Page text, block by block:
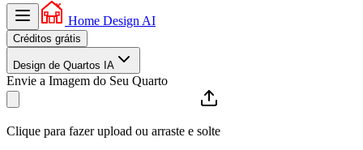
Home Design AI
Créditos grátis
Design de Quartos IA
Envie a Imagem do Seu Quarto
Clique para fazer upload ou arraste e solte